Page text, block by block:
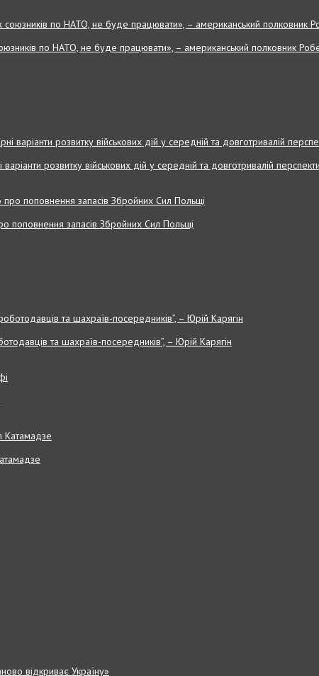
по НАТО, не буде працювати», – американський полковник
розвитку військових дій у середній та довготривалій
поповнення запасів Збройних Cил Польщі
та шахраїв-посередників”, – Юрій Карягін